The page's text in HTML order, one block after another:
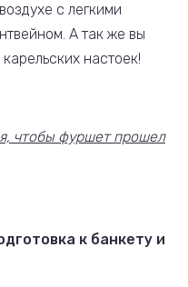
с легкими
А так же вы
настоек!
чтобы фуршет прошел
к банкету и